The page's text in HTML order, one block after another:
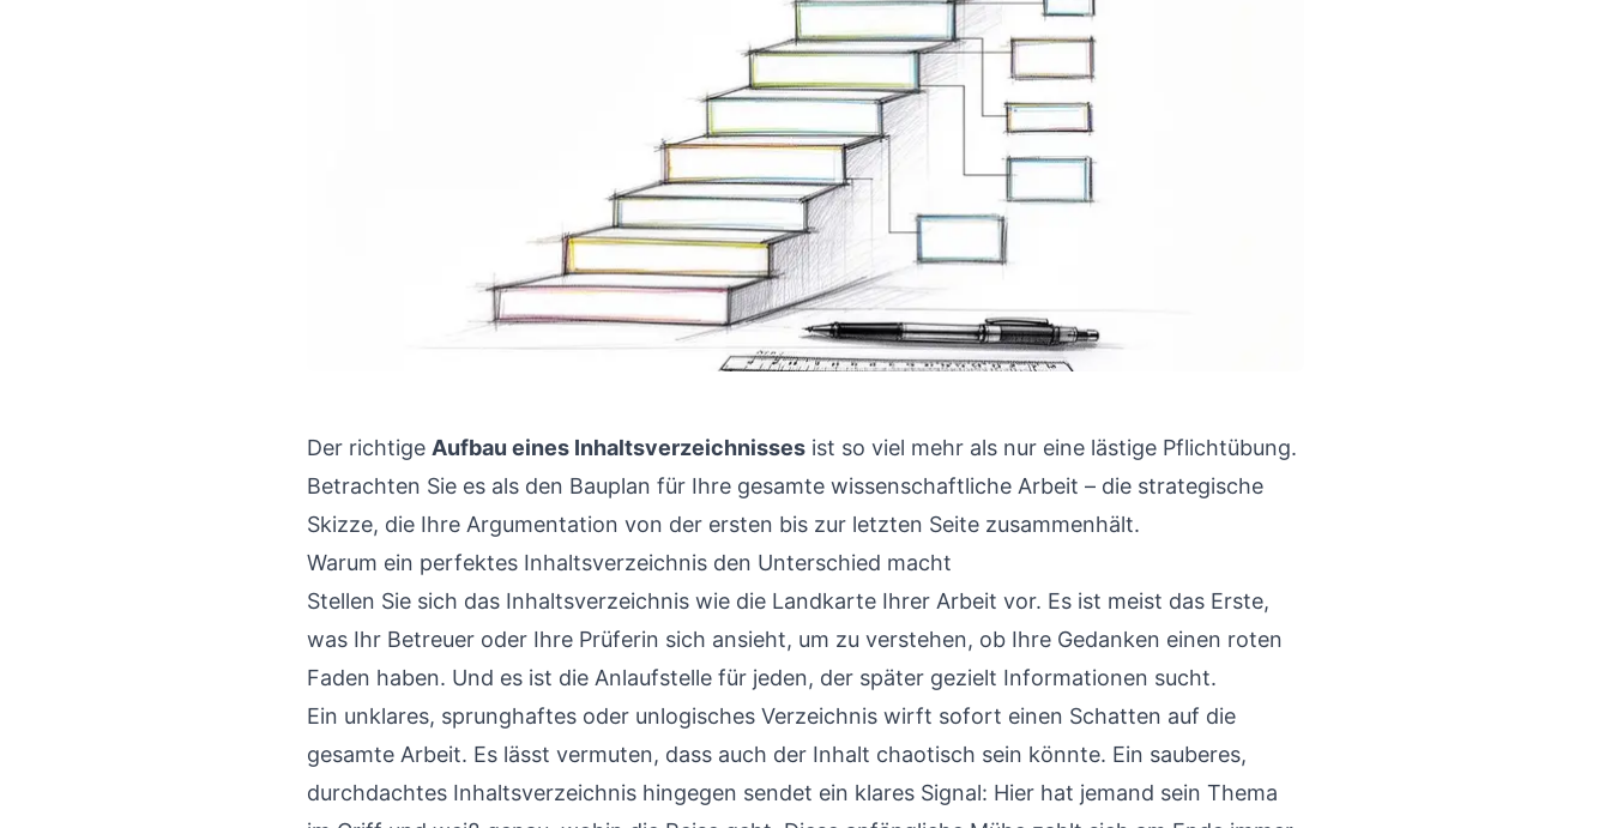
Der richtige Aufbau eines Inhaltsverzeichnisses ist so viel mehr als nur eine lästige Pflichtübung.
Betrachten Sie es als den Bauplan für Ihre gesamte wissenschaftliche Arbeit – die strategische
Skizze, die Ihre Argumentation von der ersten bis zur letzten Seite zusammenhält.
Warum ein perfektes Inhaltsverzeichnis den Unterschied macht
Stellen Sie sich das Inhaltsverzeichnis wie die Landkarte Ihrer Arbeit vor. Es ist meist das Erste,
was Ihr Betreuer oder Ihre Prüferin sich ansieht, um zu verstehen, ob Ihre Gedanken einen roten
Faden haben. Und es ist die Anlaufstelle für jeden, der später gezielt Informationen sucht.
Ein unklares, sprunghaftes oder unlogisches Verzeichnis wirft sofort einen Schatten auf die
gesamte Arbeit. Es lässt vermuten, dass auch der Inhalt chaotisch sein könnte. Ein sauberes,
durchdachtes Inhaltsverzeichnis hingegen sendet ein klares Signal: Hier hat jemand sein Thema